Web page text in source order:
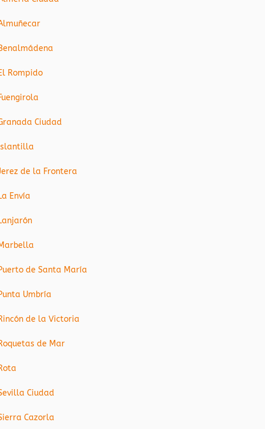
Rompido
Ciudad
Islantilla
de la Frontera
Envía
de Santa María
Umbría
de la Victoria
de Mar
Ciudad
Cazorla